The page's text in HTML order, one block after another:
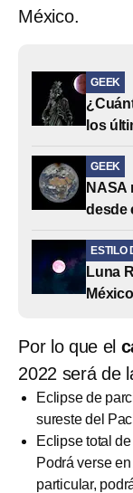
México.
GEEK
los
GEEK
NASA
desde
ESTILO
Luna
Por lo que el
2022 será de
Eclipse de
sureste del
Eclipse total
Podrá verse
particular,